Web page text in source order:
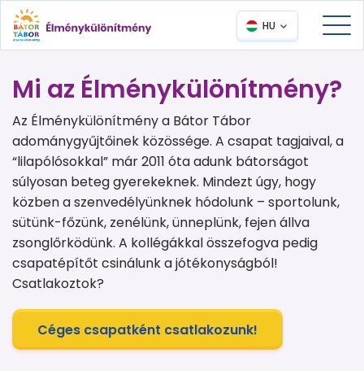
HU
Mi az Élménykülönítmény?
Az Élménykülönítmény a Bátor Tábor
adománygyűjtőinek közössége. A csapat tagjaival, a
“lilapólósokkal” már 2011 óta adunk bátorságot
súlyosan beteg gyerekeknek. Mindezt úgy, hogy
közben a szenvedélyünknek hódolunk – sportolunk,
sütünk-főzünk, zenélünk, ünneplünk, fejen állva
zsonglőrködünk. A kollégákkal összefogva pedig
csapatépítőt csinálunk a jótékonyságból!
Csatlakoztok?
Céges csapatként csatlakozunk!